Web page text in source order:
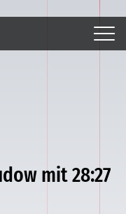
mit 28:27